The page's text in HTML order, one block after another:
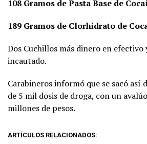
108 Gramos de Pasta Base de
189 Gramos de Clorhidrato de
Dos Cuchillos más dinero en
incautado.
Carabineros informó que se sacó así
de 5 mil dosis de droga, con un
millones de pesos.
ARTÍCULOS RELACIONADOS: